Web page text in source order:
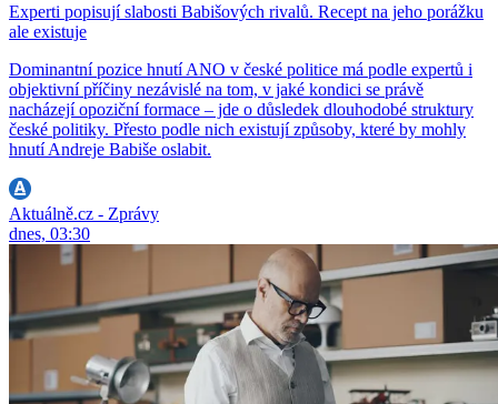
Experti popisují slabosti Babišových rivalů. Recept na jeho porážku
ale existuje
Dominantní pozice hnutí ANO v české politice má podle expertů i
objektivní příčiny nezávislé na tom, v jaké kondici se právě
nacházejí opoziční formace – jde o důsledek dlouhodobé struktury
české politiky. Přesto podle nich existují způsoby, které by mohly
hnutí Andreje Babiše oslabit.
Aktuálně.cz - Zprávy
dnes, 03:30